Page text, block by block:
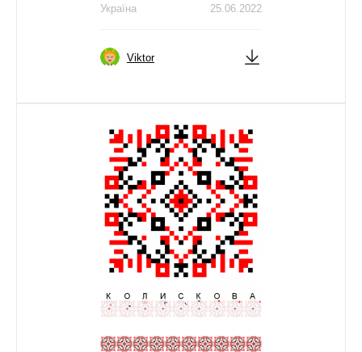
25.06.2022
Україна
Viktor